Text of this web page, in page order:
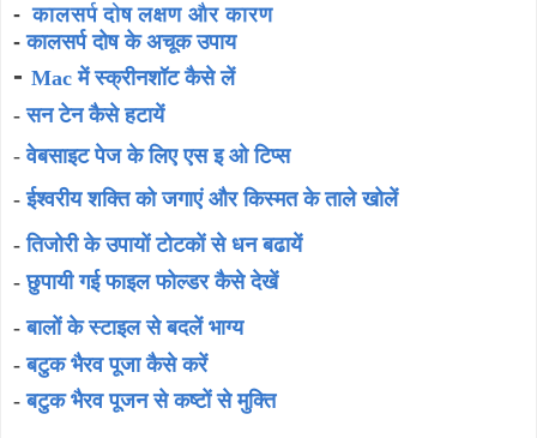
-कालसर्प दोष लक्षण और कारण
- कालसर्प दोष के अचूक उपाय
- Mac में स्क्रीनशॉट कैसे लें
-सन टेन कैसे हटायें
-वेबसाइट पेज के लिए एस इ ओ टिप्स
-ईश्वरीय शक्ति को जगाएं और किस्मत के ताले खोलें
-तिजोरी के उपायों टोटकों से धन बढायें
-छुपायी गई फाइल फोल्डर कैसे देखें
-बालों के स्टाइल से बदलें भाग्य
-बटुक भैरव पूजा कैसे करें
- बटुक भैरव पूजन से कष्टों से मुक्ति